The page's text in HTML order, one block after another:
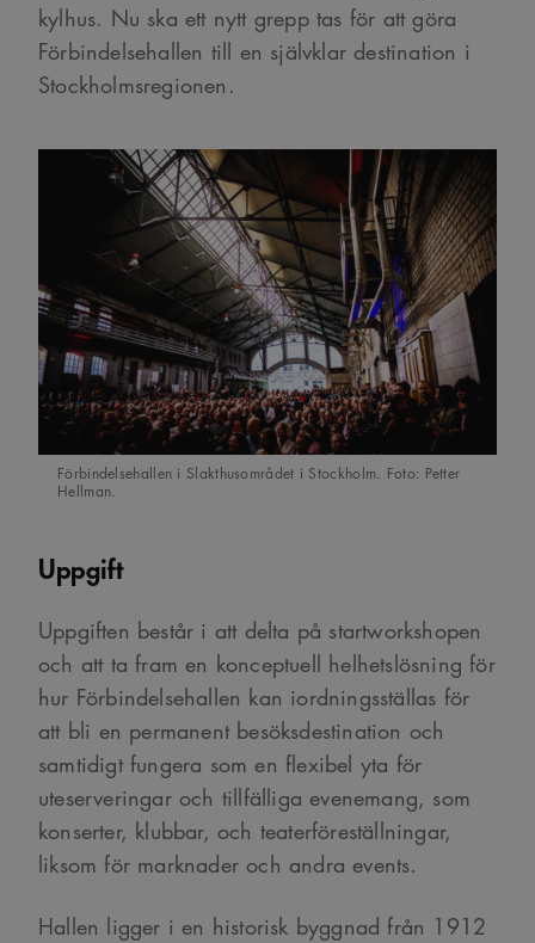
kylhus. Nu ska ett nytt grepp tas för att göra
Förbindelsehallen till en självklar destination i
Stockholmsregionen.
Förbindelsehallen i Slakthusområdet i Stockholm. Foto: Petter
Hellman.
Uppgift
Uppgiften består i att delta på startworkshopen
och att ta fram en konceptuell helhetslösning för
hur Förbindelsehallen kan iordningsställas för
att bli en permanent besöksdestination och
samtidigt fungera som en flexibel yta för
uteserveringar och tillfälliga evenemang, som
konserter, klubbar, och teaterföreställningar,
liksom för marknader och andra events.
Hallen ligger i en historisk byggnad från 1912